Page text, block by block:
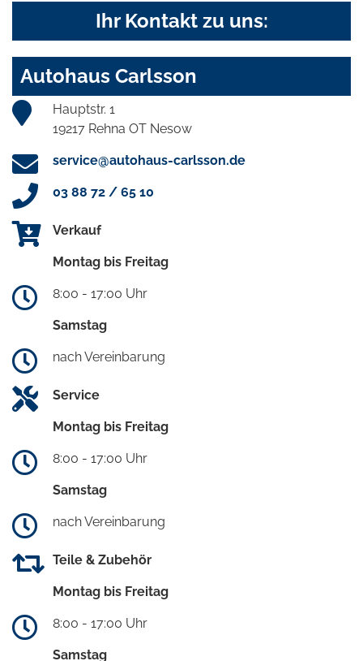
Ihr Kontakt zu uns:
Autohaus Carlsson
Hauptstr. 1
19217 Rehna OT Nesow
service@autohaus-carlsson.de
03 88 72 / 65 10
Verkauf
Montag bis Freitag
8:00 - 17:00 Uhr
Samstag
nach Vereinbarung
Service
Montag bis Freitag
8:00 - 17:00 Uhr
Samstag
nach Vereinbarung
Teile & Zubehör
Montag bis Freitag
8:00 - 17:00 Uhr
Samstag